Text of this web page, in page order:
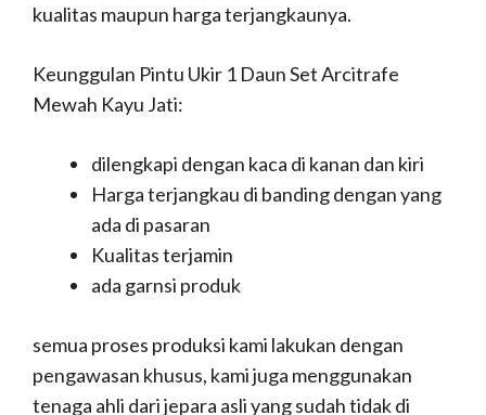
kualitas maupun harga terjangkaunya.
Keunggulan Pintu Ukir 1 Daun Set Arcitrafe
Mewah Kayu Jati:
dilengkapi dengan kaca di kanan dan kiri
Harga terjangkau di banding dengan yang
ada di pasaran
Kualitas terjamin
ada garnsi produk
semua proses produksi kami lakukan dengan
pengawasan khusus, kami juga menggunakan
tenaga ahli dari jepara asli yang sudah tidak di